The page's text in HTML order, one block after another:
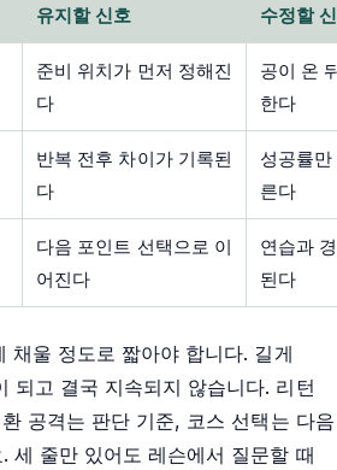
유지할 신호 수정할
준비 위치가 먼저 정해진
다
공이 온
한다
반복 전후 차이가 기록된
다
성공률
른다
다음 포인트 선택으로 이
어진다
연습과
된다
채울 정도로 짧아야 합니다. 길게
되고 결국 지속되지 않습니다. 리턴
공격는 판단 기준, 코스 선택는 다음
세 줄만 있어도 레슨에서 질문할 때